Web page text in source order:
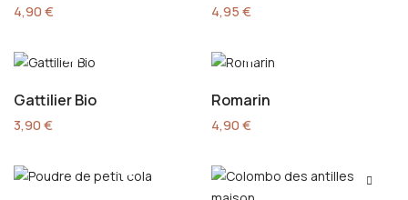
4,90€ 4,95€
Gattilier Bio
3,90€
Romarin
4,90€